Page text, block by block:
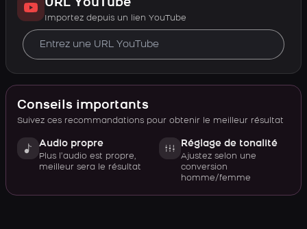
URL YouTube
Importez depuis un lien YouTube
Conseils importants
Suivez ces recommandations pour obtenir le meilleur résultat
Audio propre
Plus l’audio est propre,
meilleur sera le résultat
Réglage de tonalité
Ajustez selon une
conversion
homme/femme